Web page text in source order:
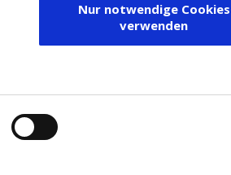
Nur notwendige Cookies
verwenden